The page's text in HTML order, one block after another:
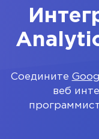
Соедините
веб